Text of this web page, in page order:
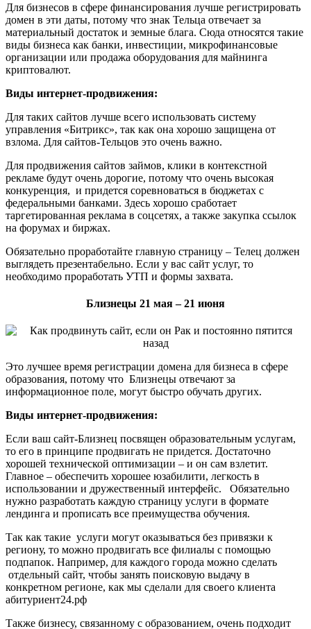
Для бизнесов в сфере финансирования лучше регистрировать
домен в эти даты, потому что знак Тельца отвечает за
материальный достаток и земные блага. Сюда относятся такие
виды бизнеса как банки, инвестиции, микрофинансовые
организации или продажа оборудования для майнинга
криптовалют.
Виды интернет-продвижения:
Для таких сайтов лучше всего использовать систему
управления «Битрикс», так как она хорошо защищена от
взлома. Для сайтов-Тельцов это очень важно.
Для продвижения сайтов займов, клики в контекстной
рекламе будут очень дорогие, потому что очень высокая
конкуренция, и придется соревноваться в бюджетах с
федеральными банками. Здесь хорошо сработает
таргетированная реклама в соцсетях, а также закупка ссылок
на форумах и биржах.
Обязательно проработайте главную страницу – Телец должен
выглядеть презентабельно. Если у вас сайт услуг, то
необходимо проработать УТП и формы захвата.
Близнецы 21 мая – 21 июня
Это лучшее время регистрации домена для бизнеса в сфере
образования, потому что Близнецы отвечают за
информационное поле, могут быстро обучать других.
Виды интернет-продвижения:
Если ваш сайт-Близнец посвящен образовательным услугам,
то его в принципе продвигать не придется. Достаточно
хорошей технической оптимизации – и он сам взлетит.
Главное – обеспечить хорошее юзабилити, легкость в
использовании и дружественный интерфейс. Обязательно
нужно разработать каждую страницу услуги в формате
лендинга и прописать все преимущества обучения.
Так как такие услуги могут оказываться без привязки к
региону, то можно продвигать все филиалы с помощью
подпапок. Например, для каждого города можно сделать
отдельный сайт, чтобы занять поисковую выдачу в
конкретном регионе, как мы сделали для своего клиента
абитуриент24.рф
Также бизнесу, связанному с образованием, очень подходит